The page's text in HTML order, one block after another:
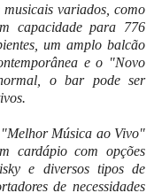
variados, como
capacidade para 776
um amplo balcão
e o "Novo
o bar pode ser
Música ao Vivo"
cardápio com opções
e diversos tipos de
de necessidades